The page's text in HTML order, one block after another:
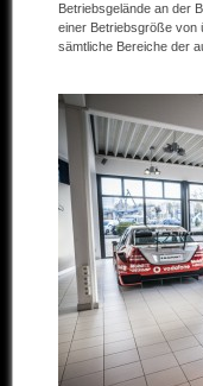
Betriebsgelände an der
einer Betriebsgröße von
sämtliche Bereiche der